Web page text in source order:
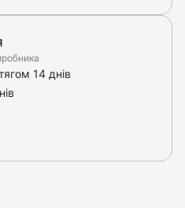
14 днів